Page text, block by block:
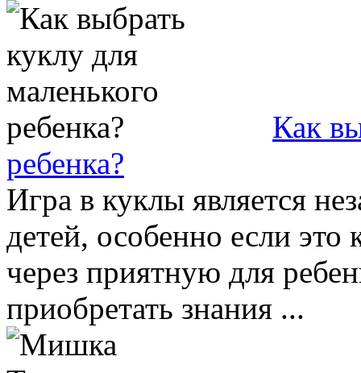
Как
ребенка?
Игра в куклы является
детей, особенно если это
через приятную для
приобретать знания ...